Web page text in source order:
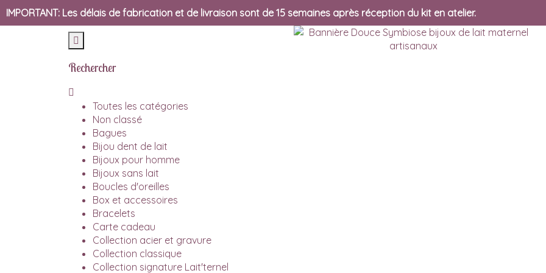
IMPORTANT: Les délais de fabrication et de livraison sont de 15 semaines après réception du kit en atelier.
Rechercher
Toutes les catégories
Non classé
Bagues
Bijou dent de lait
Bijoux pour homme
Bijoux sans lait
Boucles d'oreilles
Box et accessoires
Bracelets
Carte cadeau
Collection acier et gravure
Collection classique
Collection signature Lait'ternel